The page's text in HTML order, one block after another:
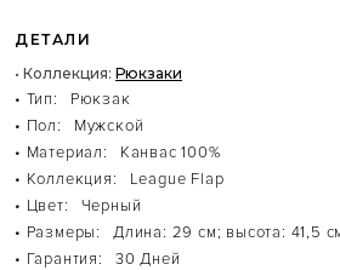
ДЕТАЛИ
• Коллекция: Рюкзаки
• Тип:
Рюкзак
• Пол:
Мужской
• Материал:
Канвас 100%
• Коллекция:
League Flap
• Цвет:
Черный
• Размеры:
Длина: 29 см; высота: 41,5
• Гарантия:
30 Дней